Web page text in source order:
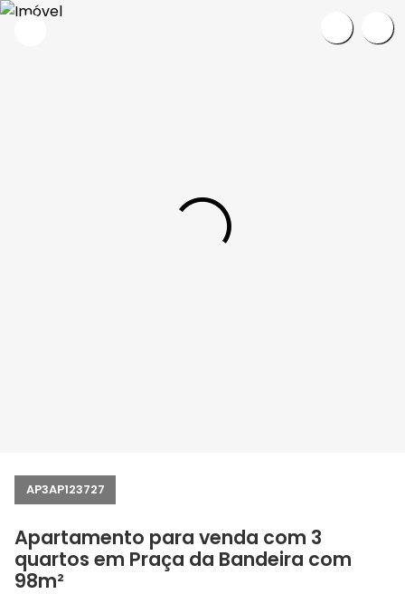
AP3AP123727
Apartamento para venda com 3
quartos em Praça da Bandeira com
98m²